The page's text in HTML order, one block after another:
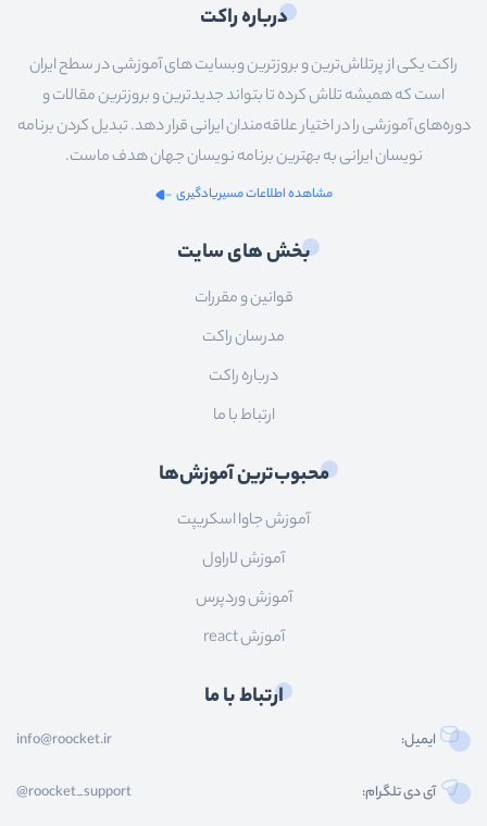
درباره راکت
راکت یکی از پرتلاش‌ترین و بروزترین وبسایت های آموزشی در سطح ایران
است که همیشه تلاش کرده تا بتواند جدیدترین و بروزترین مقالات و
دوره‌های آموزشی را در اختیار علاقه‌مندان ایرانی قرار دهد. تبدیل کردن برنامه
نویسان ایرانی به بهترین برنامه نویسان جهان هدف ماست.
مشاهده اطلاعات مسیریادگیری
بخش های سایت
قوانین و مقررات
مدرسان راکت
درباره راکت
ارتباط با ما
محبوب‌ترین آموزش‌ها
آموزش جاوا اسکریپت
آموزش لاراول
آموزش وردپرس
آموزش react
ارتباط با ما
ایمیل: info@roocket.ir
آی دی تلگرام: @roocket_support